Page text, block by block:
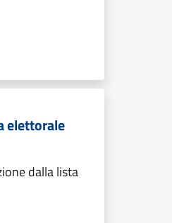
elettorale
dalla lista